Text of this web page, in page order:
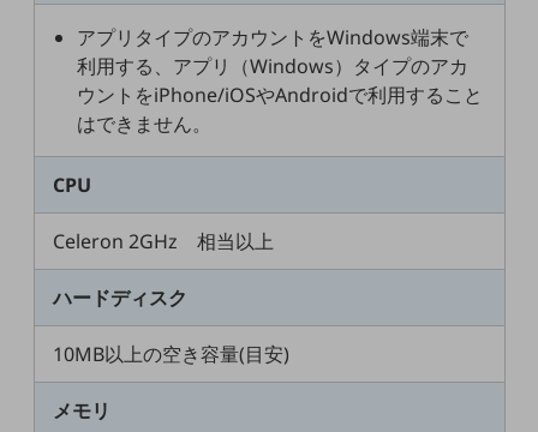
新着記事
お役立ち資料ダウンロード
トレンド記事特集
中堅中小企業向け
サービス・ソリューション
課題やニーズに合ったサービスをご紹介し、
中堅中小企業のビジネスをサポート！
お悩みから見つける
お悩みから見つけるTOP
ネットワーク
モバイル・音声
バックオフィス
アプリタイプのアカウントをWindows端末で
利用する、アプリ（Windows）タイプのアカ
ウントをiPhone/iOSやAndroidで利用すること
はできません。
CPU
Celeron 2GHz 相当以上
ハードディスク
10MB以上の空き容量(目安)
メモリ